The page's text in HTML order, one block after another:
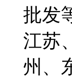
批发
江苏
州、